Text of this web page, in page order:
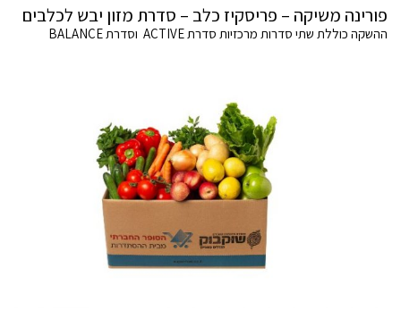
פורינה משיקה – פריסקיז כלב – סדרת מזון יבש לכלבים
ההשקה כוללת שתי סדרות מרכזיות סדרת ACTIVE וסדרת BALANCE